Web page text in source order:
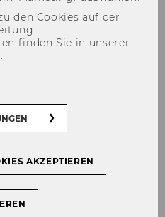
den Cookies auf der
finden Sie in unserer
.
AKZEPTIEREN